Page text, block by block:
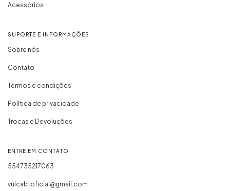
Acessórios
SUPORTE E INFORMAÇÕES
Sobre nós
Contato
Termos e condições
Política de privacidade
Trocas e Devoluções
ENTRE EM CONTATO
554735217063
vulcabtoficial@gmail.com